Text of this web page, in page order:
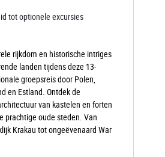
tot optionele excursies
rijkdom en historische intriges
landen tijdens deze 13-
groepsreis door Polen,
en Estland. Ontdek de
van kastelen en forten
prachtige oude steden. Van
Krakau tot ongeëvenaard War